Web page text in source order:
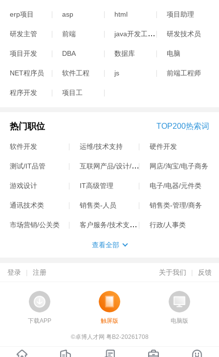
erp项目 asp html 项目助理
研发主管 前端 java开发工程师 研发技术员
项目开发 DBA 数据库 电脑
NET程序员 软件工程 js 前端工程师
程序开发 项目工
热门职位 TOP200热索词
软件开发 运维/技术支持 硬件开发
测试/IT品管 互联网产品/设计/运营 网店/淘宝/电子商务
游戏设计 IT高级管理 电子/电器/元件类
通讯技术类 销售类-人员 销售类-管理/商务
市场营销/公关类 客户服务/技术支持类 行政/人事类
查看全部
登录 | 注册 关于我们 | 反馈
下载APP 触屏版 电脑版
©卓博人才网 粤B2-20261708